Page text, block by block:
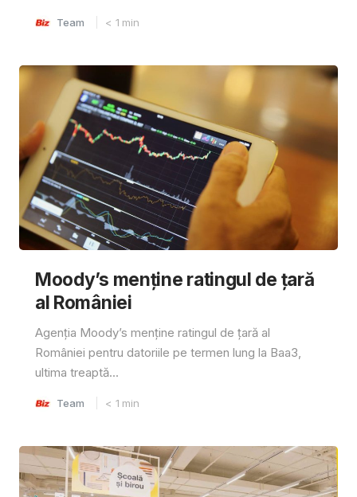
Team < 1 min
Moody’s menține ratingul de țară
al României
Agenția Moody’s menține ratingul de țară al
României pentru datoriile pe termen lung la Baa3,
ultima treaptă...
Team < 1 min